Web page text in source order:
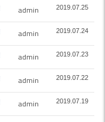
admin 2019.07.25
admin 2019.07.24
admin 2019.07.23
admin 2019.07.22
admin 2019.07.19